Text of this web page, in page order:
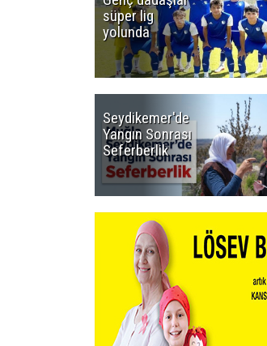
süper lig
yolunda
Seydikemer'de
Yangın Sonrası
Seferberlik